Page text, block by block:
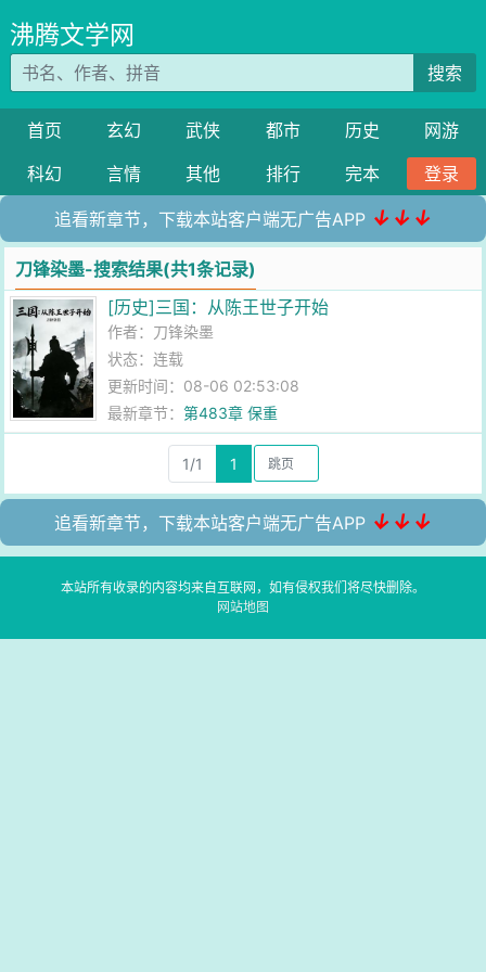
沸腾文学网
搜索
首页 玄幻 武侠 都市 历史
网游
科幻
言情 其他 排行 完本 登录
追看新章节，下载本站客户端无广告APP ↓↓↓
刀锋染墨-搜索结果(共1条记录)
[历史]三国：从陈王世子开始
作者： 刀锋染墨
状态：连载
更新时间：08-06 02:53:08
最新章节：第483章 保重
1/1 1
追看新章节，下载本站客户端无广告APP ↓↓↓
本站所有收录的内容均来自互联网，如有侵权我们将尽快删除。
网站地图